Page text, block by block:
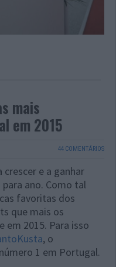
mais
em 2015
44 COMENTÁRIOS
e a ganhar
ano. Como tal
favoritas dos
que mais os
em 2015. Para isso
, o
1 em Portugal.